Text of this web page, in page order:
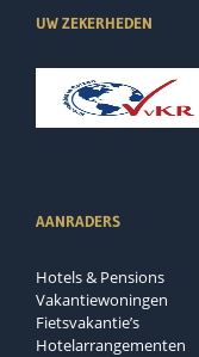
UW ZEKERHEDEN
AANRADERS
Hotels & Pensions
Vakantiewoningen
Fietsvakantie’s
Hotelarrangementen